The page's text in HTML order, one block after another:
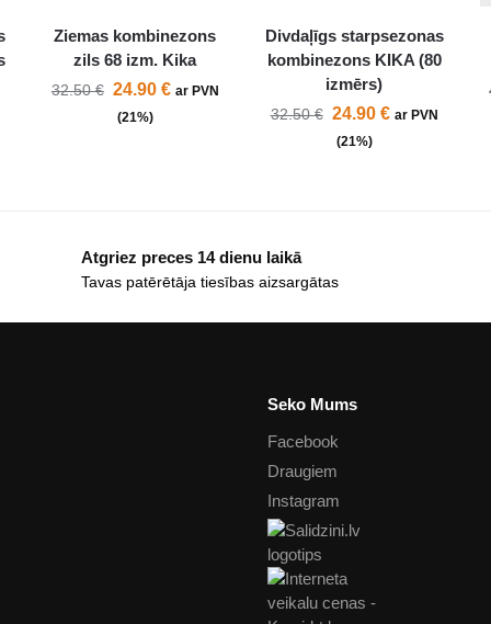
Ziemas kombinezons
zils 68 izm. Kika
32.50€ 24.90 € ar PVN
(21%)
Divdaļīgs starpsezonas
kombinezons KIKA (80
izmērs)
32.50€ 24.90 € ar PVN
(21%)
Atgriez preces 14 dienu laikā
Tavas patērētāja tiesības aizsargātas
Seko Mums
Facebook
Draugiem
Instagram